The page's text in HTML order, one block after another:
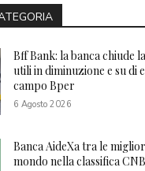
Bff Bank: la banca chiude
utili in diminuzione e su di
campo Bper
6 Agosto 2026
Banca AideXa tra le
mondo nella classifica